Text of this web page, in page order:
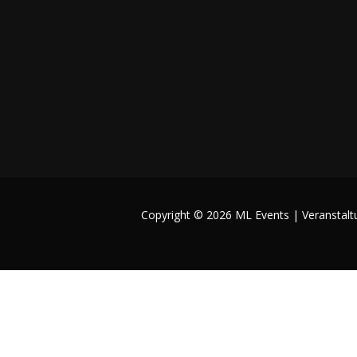
Copyright © 2026 ML Events |